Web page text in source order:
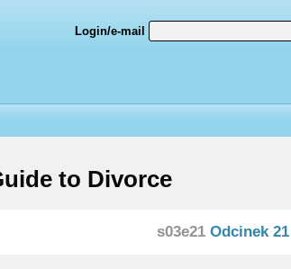
Login/e-mail
to Divorce
s03e21Odcinek 21